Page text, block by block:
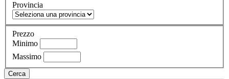
Provincia
Prezzo
Minimo
Massimo
Cerca